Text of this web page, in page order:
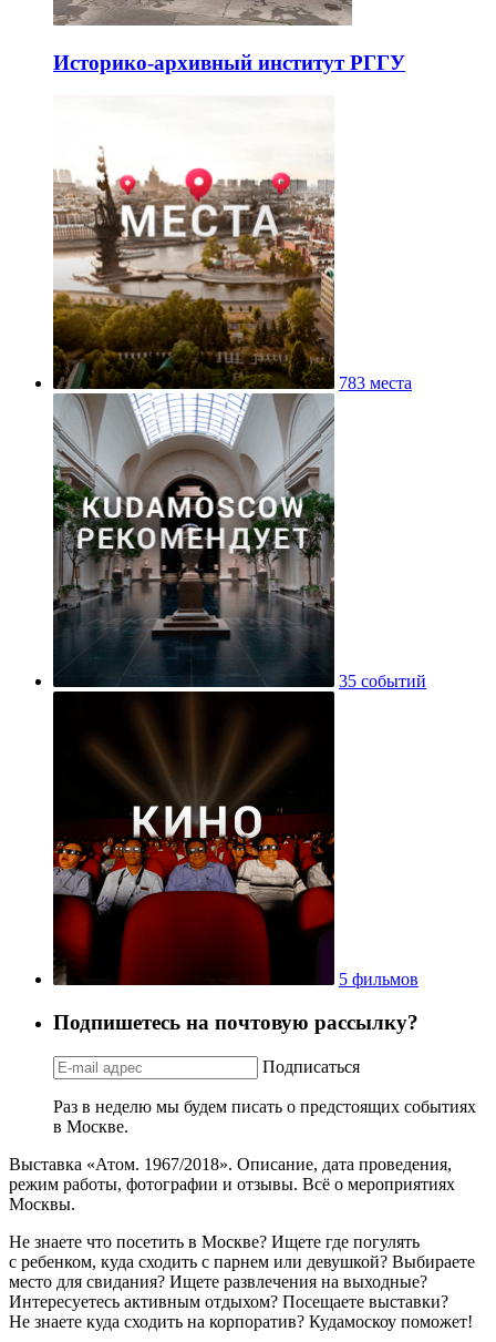
Историко-архивный институт РГГУ
783 места
35 событий
5 фильмов
Подпишетесь на почтовую рассылку?
Подписаться
Раз в неделю мы будем писать о предстоящих событиях
в Москве.
Выставка «Атом. 1967/2018». Описание, дата проведения,
режим работы, фотографии и отзывы. Всё о мероприятиях
Москвы.
Не знаете что посетить в Москве? Ищете где погулять
с ребенком, куда сходить с парнем или девушкой? Выбираете
место для свидания? Ищете развлечения на выходные?
Интересуетесь активным отдыхом? Посещаете выставки?
Не знаете куда сходить на корпоратив? Кудамоскоу поможет!